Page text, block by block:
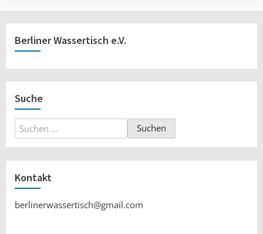
Berliner Wassertisch e.V.
Suche
Suchen
nach:
Kontakt
berlinerwassertisch@gmail.com